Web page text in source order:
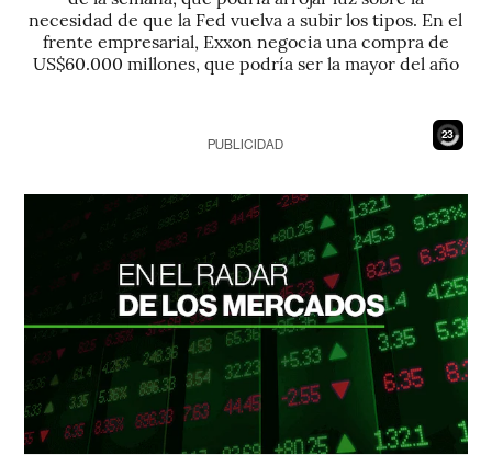
necesidad de que la Fed vuelva a subir los tipos. En el
frente empresarial, Exxon negocia una compra de
US$60.000 millones, que podría ser la mayor del año
21
PUBLICIDAD